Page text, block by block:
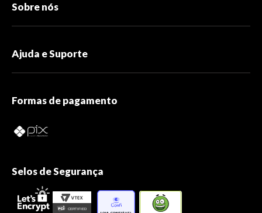
Sobre nós
Ajuda e Suporte
Formas de pagamento
Selos de Segurança